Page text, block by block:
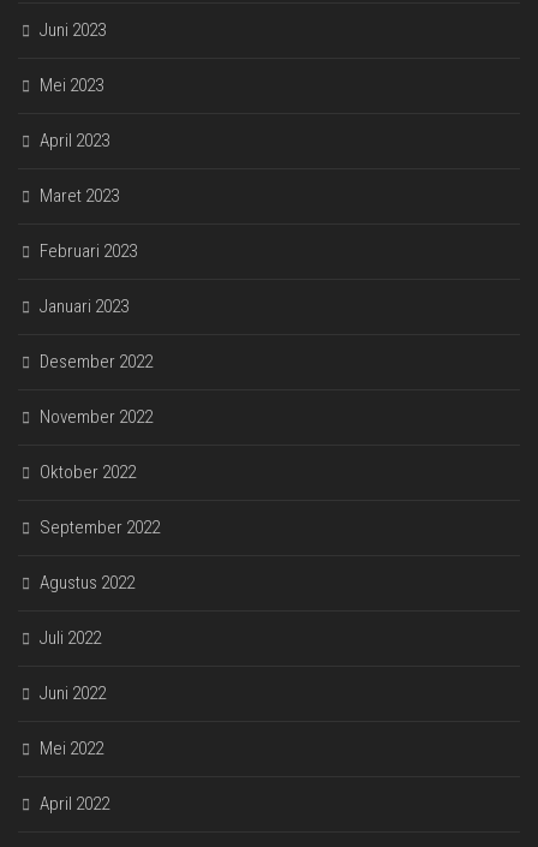
Juni 2023
Mei 2023
April 2023
Maret 2023
Februari 2023
Januari 2023
Desember 2022
November 2022
Oktober 2022
September 2022
Agustus 2022
Juli 2022
Juni 2022
Mei 2022
April 2022